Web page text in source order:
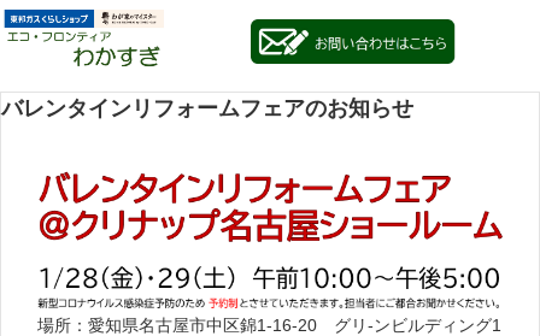
バレンタインリフォームフェアのお知らせ
場所：愛知県名古屋市中区錦1-16-20 グリ-ンビルディング1